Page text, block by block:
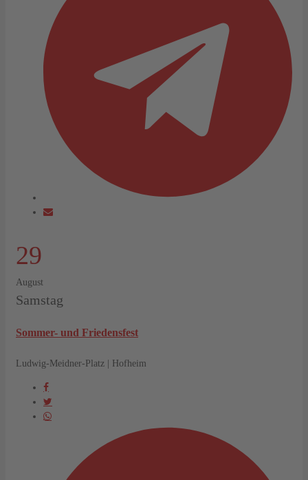
29
August
Samstag
Sommer- und Friedensfest
Ludwig-Meidner-Platz | Hofheim